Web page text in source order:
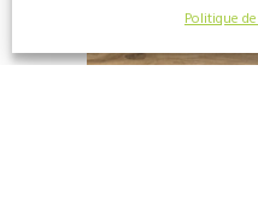
Politique